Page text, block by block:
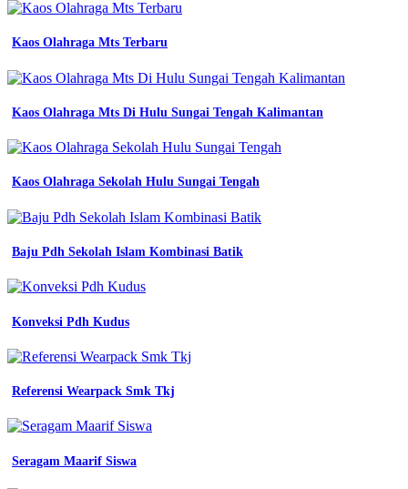
smk
praktek
jurusan
promo
smk
baju
praktek
seragam
jurusan
smk
jual
wearpack
smk
shopee
seragam
smk
konveksi
seragam
wearpack
Kaos Olahraga Mts Terbaru
Kaos Olahraga Mts Di Hulu Sungai Tengah Kalimantan
Kaos Olahraga Sekolah Hulu Sungai Tengah
Baju Pdh Sekolah Islam Kombinasi Batik
Konveksi Pdh Kudus
Referensi Wearpack Smk Tkj
Seragam Maarif Siswa